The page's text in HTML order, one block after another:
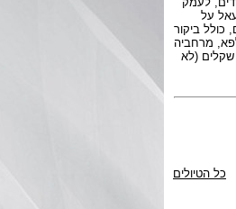
כל הטיולים